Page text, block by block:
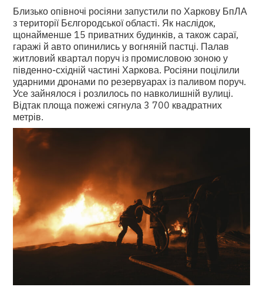
Близько опівночі росіяни запустили по Харкову БпЛА
з території Бєлгородської області. Як наслідок,
щонайменше 15 приватних будинків, а також сараї,
гаражі й авто опинились у вогняній пастці. Палав
житловий квартал поруч із промисловою зоною у
південно-східній частині Харкова. Росіяни поцілили
ударними дронами по резервуарах із паливом поруч.
Усе зайнялося і розлилось по навколишній вулиці.
Відтак площа пожежі сягнула 3 700 квадратних
метрів.